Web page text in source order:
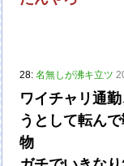
28:名無しが沸キ立ツ
ワイチャリ通
うとして転ん
物